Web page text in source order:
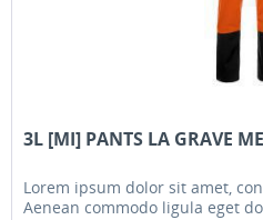
3L [MI] PANTS LA GRAVE
Lorem ipsum dolor sit amet,
Aenean commodo ligula eget